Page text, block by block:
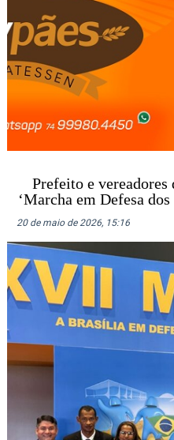
Prefeito e
‘Marcha em Defesa
20 de maio de 2026, 15:16